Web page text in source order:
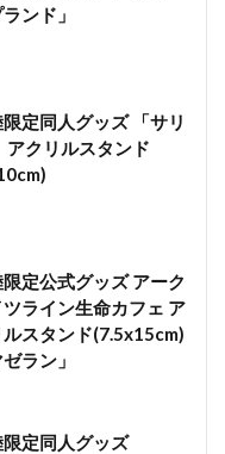
ンド」
定同人グッズ 「サリ
アクリルスタンド
定公式グッズ アーク
ライン生命カフェ ア
ルスタンド(7.5x15cm)
ゼラン」
限定同人グッズ